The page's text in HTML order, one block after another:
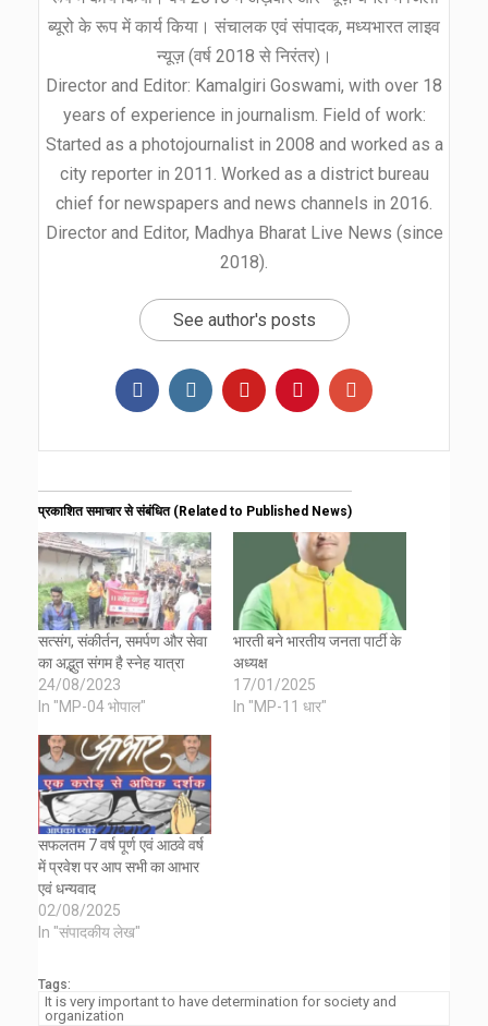
ब्यूरो के रूप में कार्य किया। संचालक एवं संपादक, मध्यभारत लाइव
न्यूज़ (वर्ष 2018 से निरंतर)।
Director and Editor: Kamalgiri Goswami, with over 18
years of experience in journalism. Field of work:
Started as a photojournalist in 2008 and worked as a
city reporter in 2011. Worked as a district bureau
chief for newspapers and news channels in 2016.
Director and Editor, Madhya Bharat Live News (since
2018).
See author's posts
प्रकाशित समाचार से संबंधित (Related to Published News)
सत्संग, संकीर्तन, समर्पण और सेवा
का अद्भुत संगम है स्नेह यात्रा
24/08/2023
In "MP-04 भोपाल"
भारती बने भारतीय जनता पार्टी के
अध्यक्ष
17/01/2025
In "MP-11 धार"
सफलतम 7 वर्ष पूर्ण एवं आठवे वर्ष
में प्रवेश पर आप सभी का आभार
एवं धन्यवाद
02/08/2025
In "संपादकीय लेख"
Tags:
It is very important to have determination for society and
organization